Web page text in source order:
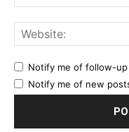
Notify me of follow-up
Notify me of new